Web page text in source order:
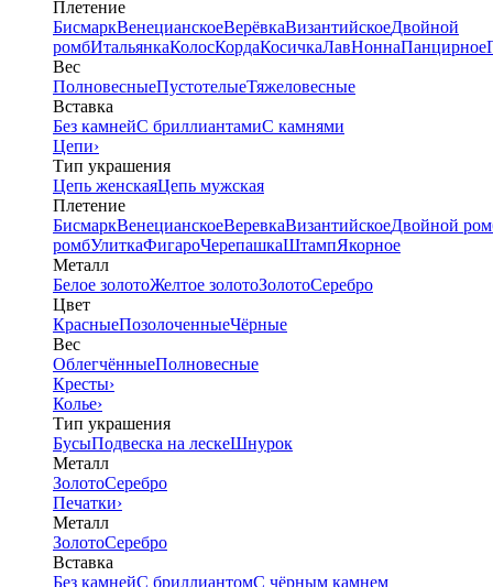
Плетение
БисмаркВенецианскоеВерёвкаВизантийскоеДвойной
ромбИтальянкаКолосКордаКосичкаЛавНоннаПанцирное
Вес
ПолновесныеПустотелыеТяжеловесные
Вставка
Без камнейС бриллиантамиС камнями
Цепи›
Тип украшения
Цепь женскаяЦепь мужская
Плетение
БисмаркВенецианскоеВеревкаВизантийскоеДвойной
ромбУлиткаФигароЧерепашкаШтампЯкорное
Металл
Белое золотоЖелтое золотоЗолотоСеребро
Цвет
КрасныеПозолоченныеЧёрные
Вес
ОблегчённыеПолновесные
Кресты›
Колье›
Тип украшения
БусыПодвеска на лескеШнурок
Металл
ЗолотоСеребро
Печатки›
Металл
ЗолотоСеребро
Вставка
Без камнейС бриллиантомС чёрным камнем